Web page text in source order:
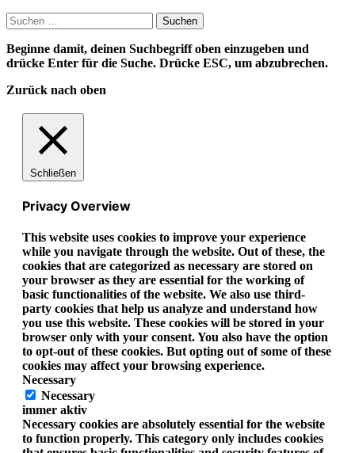
Suchen
nach:
Beginne damit, deinen Suchbegriff oben einzugeben und
drücke Enter für die Suche. Drücke ESC, um abzubrechen.
Zurück nach oben
Schließen
Privacy Overview
This website uses cookies to improve your experience
while you navigate through the website. Out of these, the
cookies that are categorized as necessary are stored on
your browser as they are essential for the working of
basic functionalities of the website. We also use third-
party cookies that help us analyze and understand how
you use this website. These cookies will be stored in your
browser only with your consent. You also have the option
to opt-out of these cookies. But opting out of some of these
cookies may affect your browsing experience.
Necessary
Necessary
immer aktiv
Necessary cookies are absolutely essential for the website
to function properly. This category only includes cookies